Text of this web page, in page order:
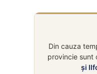
Din cauza
provincie sunt
și